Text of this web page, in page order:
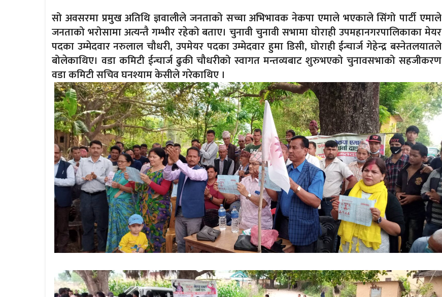
सो अवसरमा प्रमुख अतिथि ज्ञवालीले जनताको सच्चा अभिभावक नेकपा एमाले भएकाले सिंगो पार्टी एमाले
जनताको भरोसामा अत्यन्तै गम्भीर रहेको बताए। चुनावी चुनावी सभामा घोराही उपमहानगरपालिकाका मेयर
पदका उम्मेदवार नरुलाल चौधरी, उपमेयर पदका उम्मेदवार हुमा डिसी, घोराही ईन्चार्ज गेहेन्द्र बस्नेतलयातले
बोलेकाथिए। वडा कमिटी ईन्चार्ज ढुकी चौधरीको स्वागत मन्तव्यबाट शुरुभएको चुनावसभाको सहजीकरण
वडा कमिटी सचिव घनश्याम केसीले गरेकाथिए ।